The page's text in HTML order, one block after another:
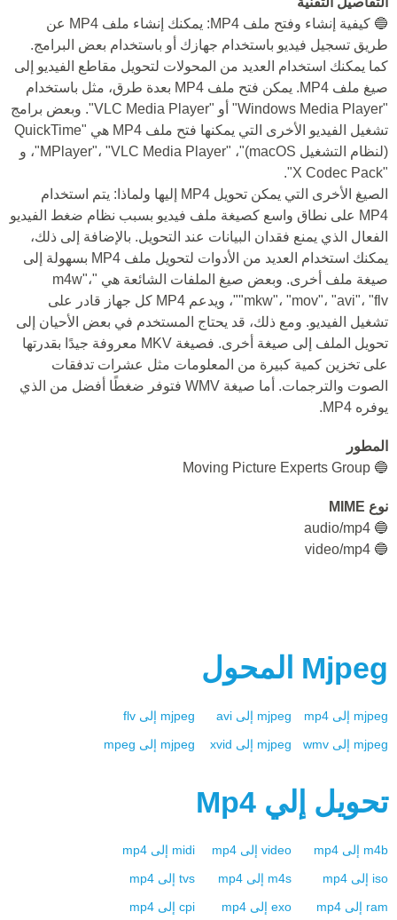
🔵 كيفية إنشاء وفتح ملف MP4: يمكنك إنشاء ملف MP4 عن
طريق تسجيل فيديو باستخدام جهازك أو باستخدام بعض البرامج.
كما يمكنك استخدام العديد من المحولات لتحويل مقاطع الفيديو إلى
صيغ ملف MP4. يمكن فتح ملف MP4 بعدة طرق، مثل باستخدام
"Windows Media Player" أو "VLC Media Player". وبعض برامج
تشغيل الفيديو الأخرى التي يمكنها فتح ملف MP4 هي "QuickTime
(لنظام التشغيل macOS)"، "MPlayer"، "VLC Media Player"، و
"X Codec Pack".
الصيغ الأخرى التي يمكن تحويل MP4 إليها ولماذا: يتم استخدام
MP4 على نطاق واسع كصيغة ملف فيديو بسبب نظام ضغط الفيديو
الفعال الذي يمنع فقدان البيانات عند التحويل. بالإضافة إلى ذلك،
يمكنك استخدام العديد من الأدوات لتحويل ملف MP4 بسهولة إلى
صيغة ملف أخرى. وبعض صيغ الملفات الشائعة هي "m4w"،
"mkw"، "mov"، "avi"، "flv"، ويدعم MP4 كل جهاز قادر على
تشغيل الفيديو. ومع ذلك، قد يحتاج المستخدم في بعض الأحيان إلى
تحويل الملف إلى صيغة أخرى. فصيغة MKV معروفة جيدًا بقدرتها
على تخزين كمية كبيرة من المعلومات مثل عشرات تدفقات
الصوت والترجمات. أما صيغة WMV فتوفر ضغطًا أفضل من الذي
يوفره MP4.
المطور
🔵 Moving Picture Experts Group
نوع MIME
🔵 audio/mp4
🔵 video/mp4
Mjpeg المحول
mjpeg إلى mp4
mjpeg إلى avi
mjpeg إلى flv
mjpeg إلى wmv
mjpeg إلى xvid
mjpeg إلى mpeg
تحويل إلي Mp4
m4b إلى mp4
video إلى mp4
midi إلى mp4
iso إلى mp4
m4s إلى mp4
tvs إلى mp4
ram إلى mp4
exo إلى mp4
cpi إلى mp4